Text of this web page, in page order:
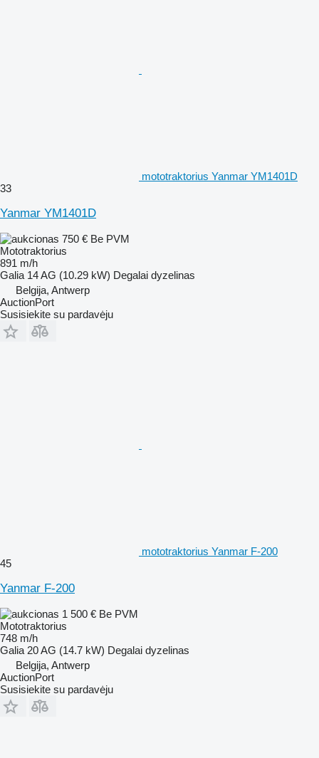
mototraktorius Yanmar YM1401D
33
Yanmar YM1401D
750 € Be PVM
Mototraktorius
891 m/h
Galia 14 AG (10.29 kW) Degalai dyzelinas
Belgija, Antwerp
AuctionPort
Susisiekite su pardavėju
mototraktorius Yanmar F-200
45
Yanmar F-200
1 500 € Be PVM
Mototraktorius
748 m/h
Galia 20 AG (14.7 kW) Degalai dyzelinas
Belgija, Antwerp
AuctionPort
Susisiekite su pardavėju